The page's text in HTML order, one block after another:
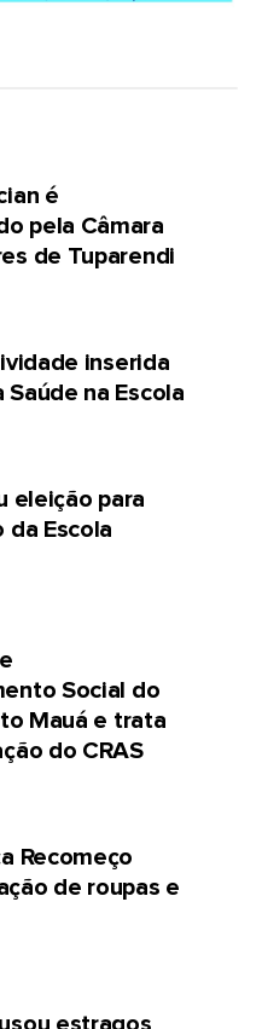
é
pela Câmara
de Tuparendi
inserida
Saúde na Escola
eleição para
da Escola
Social do
Mauá e trata
do CRAS
Recomeço
de roupas e
estragos